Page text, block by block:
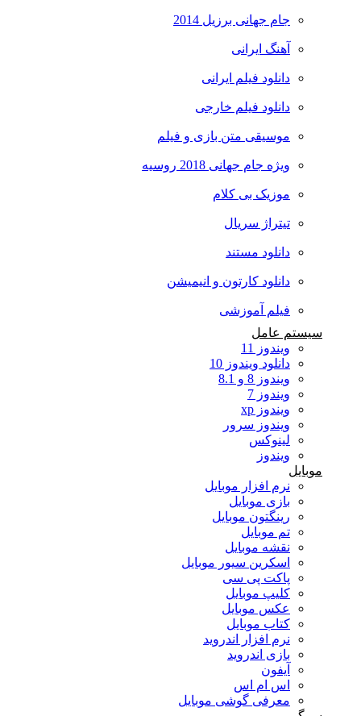
جام جهانی برزیل 2014
آهنگ ایرانی
دانلود فیلم ایرانی
دانلود فیلم خارجی
موسیقی متن بازی و فیلم
ویژه جام جهانی 2018 روسیه
موزیک بی کلام
تیتراژ سریال
دانلود مستند
دانلود کارتون و انیمیشن
فیلم آموزشی
عامل
ویندوز 11
دانلود ویندوز 10
ویندوز 8 و 8.1
ویندوز 7
ویندوز xp
ویندوز سرور
لینوکس
نرم افزار موبایل
بازی موبایل
رینگتون موبایل
تم موبایل
نقشه موبایل
اسکرین سیور موبایل
پاکت پی سی
کلیپ موبایل
عکس موبایل
کتاب موبایل
نرم افزار اندروید
بازی اندروید
اس ام اس
معرفی گوشی موبایل